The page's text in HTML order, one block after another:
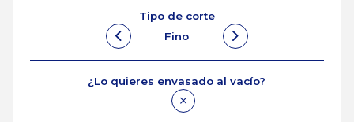
Tipo de corte
Fino
¿Lo quieres envasado al vacío?